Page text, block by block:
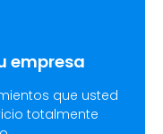
empresa
que usted
totalmente